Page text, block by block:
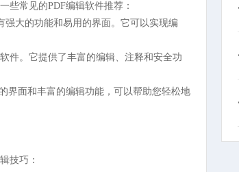
些常见的PDF编辑软件推荐：
强大的功能和易用的界面。它可以实现编
件。它提供了丰富的编辑、注释和安全功
界面和丰富的编辑功能，可以帮助您轻松地
技巧：